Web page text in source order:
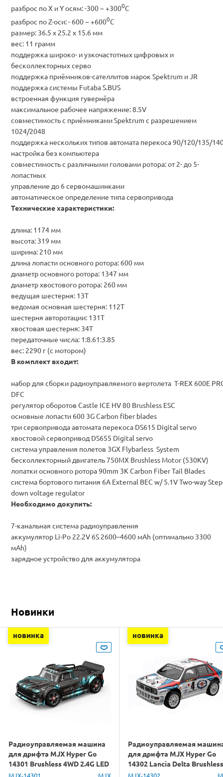
разброс по X и Y осям: -300 ~ +3000C
разброс по Z-оси: - 600 ~ +6000C
размер: 36.5 x 25.2 x 15.6 мм
вес: 11 грамм
поддержка широко- и узкочастотных цифровых и
бесколлекторных серво
поддержка приёмников-сателлитов марок Spektrum и JR
поддержка системы Futaba S.BUS
встроенная функция гувернёра
максимальное рабочее напряжение: 8.5V
совместимость с приёмниками Spektrum с разрешением
1024/2048
поддержка нескольких типов автомата перекоса 90/120/135/
настройка без компьютера
совместимость с различными головами ротора: от 2- до 5-
лопастных
управление до 6 сервомашинками
автоматическое определение типа сервопривода
Технические характеристики:
длина: 1174 мм
высота: 319 мм
ширина: 210 мм
длина лопасти основного ротора: 600 мм
диаметр основного ротора: 1347 мм
диаметр хвостового ротора: 260 мм
ведущая шестерня: 13T
ведомая основная шестерня: 112T
шестерня авторотации: 131T
хвостовая шестерня: 34T
передаточные числа: 1:8.61:3.85
вес: 2290 г (с мотором)
В комплект входит:
набор для сборки радиоуправляемого вертолета T-REX 600E
DFC
регулятор оборотов Castle ICE HV 80 Brushless ESC
основные лопасти 600 3G Carbon fiber blades
три сервопривода автомата перекоса DS615 Digital servo
хвостовой сервопривод DS655 Digital servo
система управления полетов 3GX Flybarless System
бесколлекторный двигатель 750MX Brushless Motor (530KV)
лопатки основного ротора 90mm 3K Carbon Fiber Tail Blades
система бортового питания 6A External BEC w/ 5.1V Two-way
down voltage regulator
Необходимо докупить:
7-канальная система радиоуправления
аккумулятор Li-Po 22.2V 6S 2600–4600 мАh (оптимально 3300
мАh)
зарядное устройство для аккумулятора
Новинки
новинка
Радиоуправляемая машина
для дрифта MJX Hyper Go
14301 Brushless 4WD 2.4G LED
1/14 RTR
MJX-14301 MJX
новинка
Радиоуправляемая
для дрифта MJX Hyper Go
14302 Lancia Delta Brushless
4WD 2.4G LED 1/14 RTR
MJX-14302